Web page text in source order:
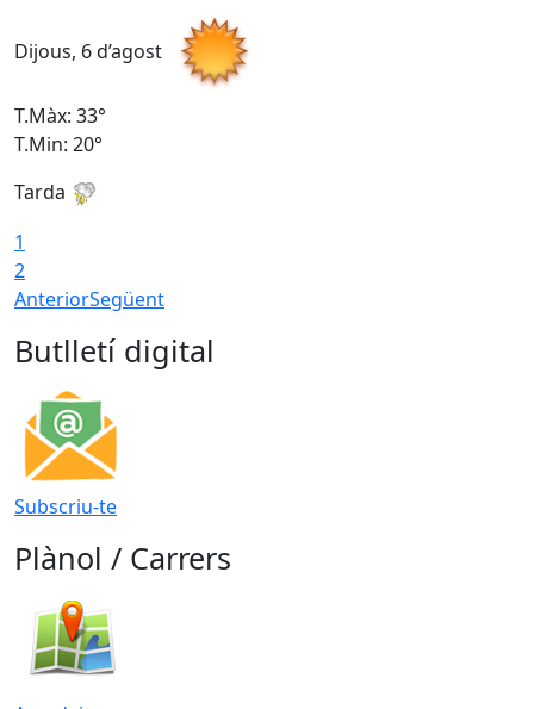
Dijous, 6 d’agost
T.Màx: 33°
T.Min: 20°
Tarda
1
2
AnteriorSegüent
Butlletí digital
Subscriu-te
Plànol / Carrers